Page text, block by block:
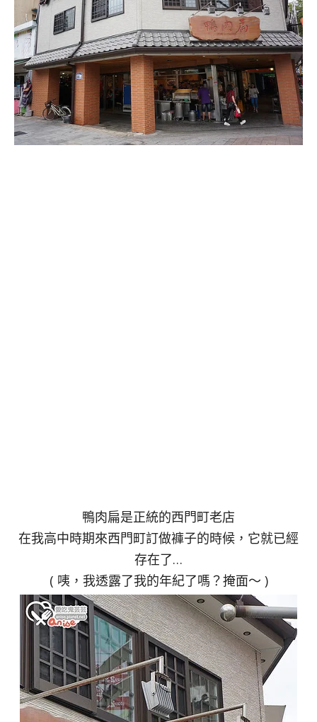
鴨肉扁是正統的西門町老店
在我高中時期來西門町訂做褲子的時候，它就已經
存在了…
( 咦，我透露了我的年紀了嗎？掩面～ )